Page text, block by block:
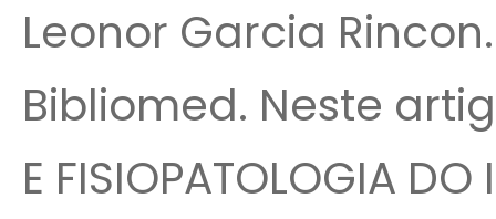
Leonor Garcia
Bibliomed. Neste
E FISIOPATOLOGIA